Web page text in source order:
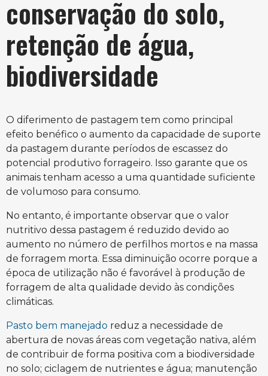
conservação do solo,
retenção de água,
biodiversidade
O diferimento de pastagem tem como principal
efeito benéfico o aumento da capacidade de suporte
da pastagem durante períodos de escassez do
potencial produtivo forrageiro. Isso garante que os
animais tenham acesso a uma quantidade suficiente
de volumoso para consumo.
No entanto, é importante observar que o valor
nutritivo dessa pastagem é reduzido devido ao
aumento no número de perfilhos mortos e na massa
de forragem morta. Essa diminuição ocorre porque a
época de utilização não é favorável à produção de
forragem de alta qualidade devido às condições
climáticas.
Pasto bem manejado reduz a necessidade de
abertura de novas áreas com vegetação nativa, além
de contribuir de forma positiva com a biodiversidade
no solo; ciclagem de nutrientes e água; manutenção